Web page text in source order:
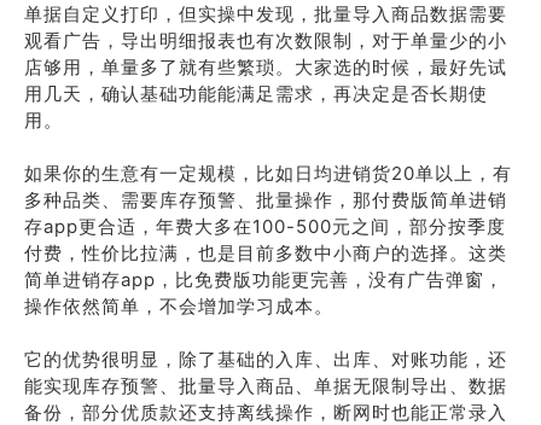
单据自定义打印，但实操中发现，批量导入商品数据需要
观看广告，导出明细报表也有次数限制，对于单量少的小
店够用，单量多了就有些繁琐。大家选的时候，最好先试
用几天，确认基础功能能满足需求，再决定是否长期使
用。
如果你的生意有一定规模，比如日均进销货20单以上，有
多种品类、需要库存预警、批量操作，那付费版简单进销
存app更合适，年费大多在100-500元之间，部分按季度
付费，性价比拉满，也是目前多数中小商户的选择。这类
简单进销存app，比免费版功能更完善，没有广告弹窗，
操作依然简单，不会增加学习成本。
它的优势很明显，除了基础的入库、出库、对账功能，还
能实现库存预警、批量导入商品、单据无限制导出、数据
备份，部分优质款还支持离线操作，断网时也能正常录入